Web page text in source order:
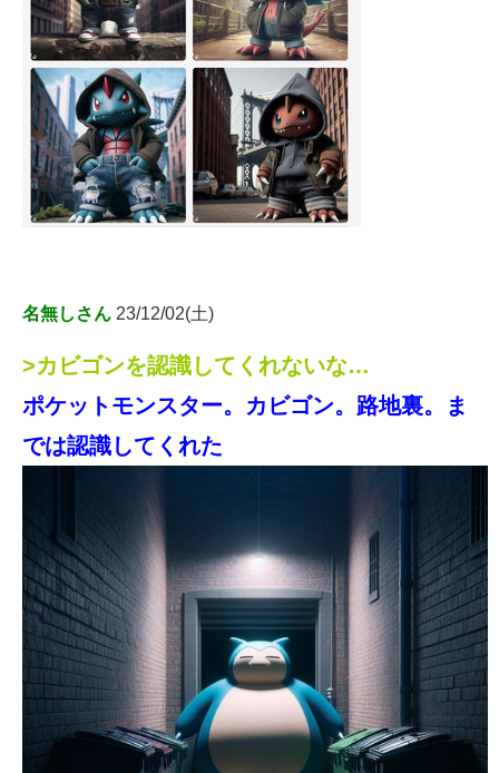
名無しさん 23/12/02(土)
>カビゴンを認識してくれないな…
ポケットモンスター。カビゴン。路地裏。ま
では認識してくれた